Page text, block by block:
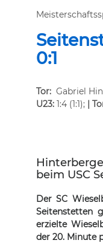
0:1
Tor: Gabriel
U23: 1:4 (1:1); |
beim USC
Der SC
Seitenstetten
erzielte
der 20. Minute